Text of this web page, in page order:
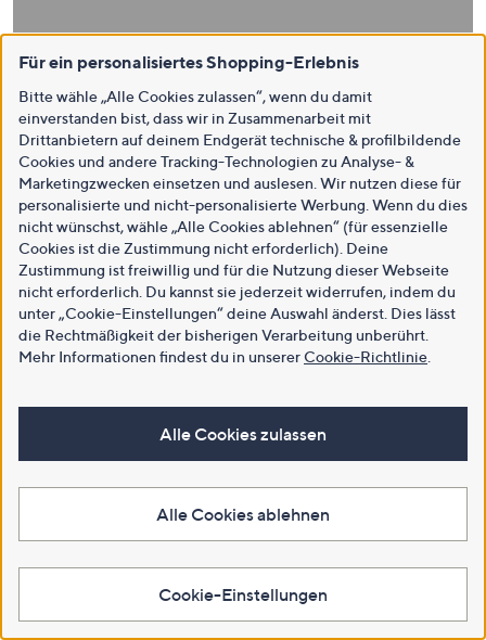
Für ein personalisiertes Shopping-Erlebnis
Bitte wähle „Alle Cookies zulassen“, wenn du damit
einverstanden bist, dass wir in Zusammenarbeit mit
Drittanbietern auf deinem Endgerät technische & profilbildende
Cookies und andere Tracking-Technologien zu Analyse- &
Marketingzwecken einsetzen und auslesen. Wir nutzen diese für
personalisierte und nicht-personalisierte Werbung. Wenn du dies
nicht wünschst, wähle „Alle Cookies ablehnen“ (für essenzielle
Cookies ist die Zustimmung nicht erforderlich). Deine
Zustimmung ist freiwillig und für die Nutzung dieser Webseite
nicht erforderlich. Du kannst sie jederzeit widerrufen, indem du
unter „Cookie-Einstellungen“ deine Auswahl änderst. Dies lässt
die Rechtmäßigkeit der bisherigen Verarbeitung unberührt.
Mehr Informationen findest du in unsererCookie-Richtlinie
Alle Cookies zulassen
Alle Cookies ablehnen
Cookie-Einstellungen